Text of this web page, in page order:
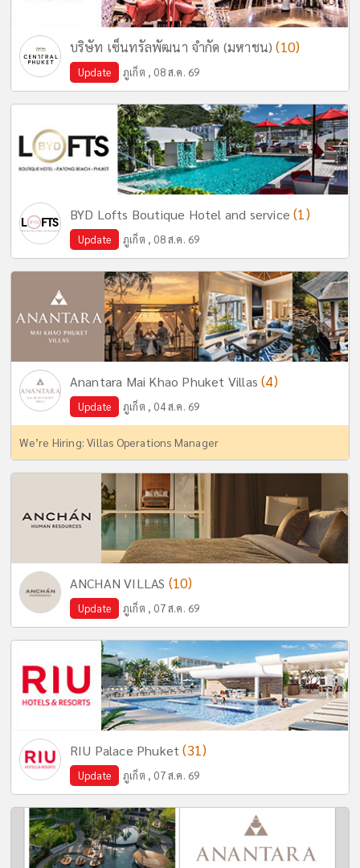
บริษัท เซ็นทรัลพัฒนา จำกัด (มหาชน)(10)
Update ภูเก็ต , 08 ส.ค. 69
BYD Lofts Boutique Hotel and service(1)
Update ภูเก็ต , 08 ส.ค. 69
Anantara Mai Khao Phuket Villas(4)
Update ภูเก็ต , 04 ส.ค. 69
We’re Hiring: Villas Operations Manager
ANCHAN VILLAS (10)
Update ภูเก็ต , 07 ส.ค. 69
RIU Palace Phuket(31)
Update ภูเก็ต , 07 ส.ค. 69